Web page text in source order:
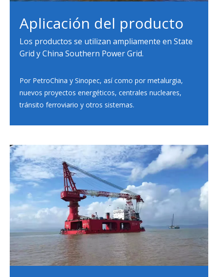
Aplicación del producto
Los productos se utilizan ampliamente en State
Grid y China Southern Power Grid.
Por PetroChina y Sinopec, así como por metalurgia,
nuevos proyectos energéticos, centrales nucleares,
tránsito ferroviario y otros sistemas.